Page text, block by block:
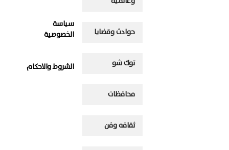
حوادث وقضايا
توك شو
محافظات
ثقافه وفن
سياسة
الخصوصية
الشروط والاحكام